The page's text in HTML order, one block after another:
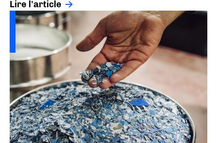
Lire l'article